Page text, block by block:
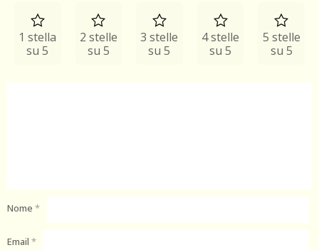
1 stella
su 5
2 stelle
su 5
3 stelle
su 5
4 stelle
su 5
5 stelle
su 5
Nome *
Email *